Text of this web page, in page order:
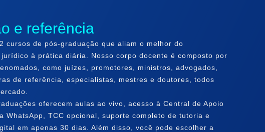
e referência
cursos de pós-graduação que aliam o melhor do
à prática diária. Nosso corpo docente é composto por
como juízes, promotores, ministros, advogados,
de referência, especialistas, mestres e doutores, todos
oferecem aulas ao vivo, acesso à Central de Apoio
WhatsApp, TCC opcional, suporte completo de tutoria e
em apenas 30 dias. Além disso, você pode escolher a